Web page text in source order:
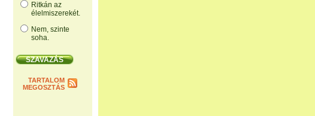
Ritkán az
élelmiszerekét.
Nem, szinte
soha.
TARTALOM
MEGOSZTÁS